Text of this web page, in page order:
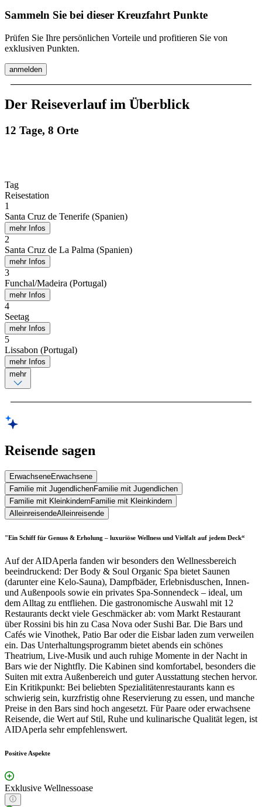
Sammeln Sie bei dieser Kreuzfahrt Punkte
Prüfen Sie Ihre persönlichen Vorteile und profitieren Sie von
exklusiven Punkten.
anmelden
Der Reiseverlauf im Überblick
12 Tage, 8 Orte
Tag
Reisestation
1
Santa Cruz de Tenerife (Spanien)
mehr Infos
2
Santa Cruz de La Palma (Spanien)
mehr Infos
3
Funchal/Madeira (Portugal)
mehr Infos
4
Seetag
mehr Infos
5
Lissabon (Portugal)
mehr Infos
mehr
Reisende sagen
ErwachseneErwachsene
Familie mit JugendlichenFamilie mit Jugendlichen
Familie mit KleinkindernFamilie mit Kleinkindern
AlleinreisendeAlleinreisende
"Ein Schiff für Genuss & Erholung – luxuriöse Wellness und Vielfalt auf jedem Deck“
Auf der AIDAperla fanden wir besonders den Wellnessbereich
beeindruckend: Der Body & Soul Organic Spa bietet Saunen
(darunter eine Kelo-Sauna), Dampfbäder, Erlebnisduschen, Innen-
und Außenpools sowie ein privates Spa-Sonnendeck – ideal, um
dem Alltag zu entfliehen. Die gastronomische Auswahl mit 12
Restaurants deckt viele Geschmäcker ab: vom Markt Restaurant
über Rossini bis hin zu Casa Nova oder Sushi Bar. Die Bars und
Cafés wie Vinothek, Patio Bar oder die Eisbar laden zum verweilen
ein. Das Unterhaltungsprogramm bietet abends ein schönes
Theatrium, Live-Musik und auch ruhige Momente in der Nacht in
Bars wie der Nightfly. Die Kabinen sind komfortabel, besonders die
Suiten mit extra Außenbereich und guter Ausstattung stechen hervor.
Ein Kritikpunkt: Bei beliebten Spezialitätenrestaurants kann es
schwierig sein, kurzfristig ohne Reservierung zu essen, und manche
Preise in den Bars sind hoch angesetzt. Für Paare oder erwachsene
Reisende, die Wert auf Stil, Ruhe und kulinarische Qualität legen, ist
AIDAperla sehr empfehlenswert.
Positive Aspekte
Exklusive Wellnessoase